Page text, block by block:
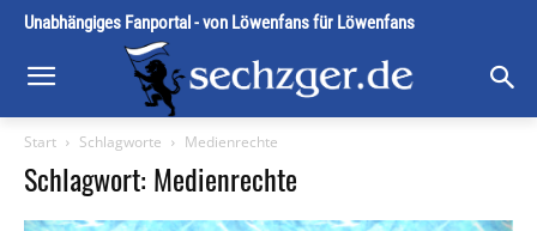
Unabhängiges Fanportal - von Löwenfans für Löwenfans
Start Schlagworte Medienrechte
Schlagwort: Medienrechte